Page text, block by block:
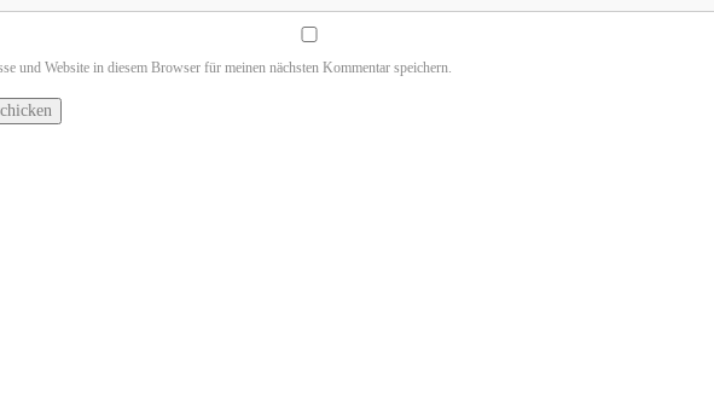
und Website in diesem Browser für meinen nächsten Kommentar speichern.